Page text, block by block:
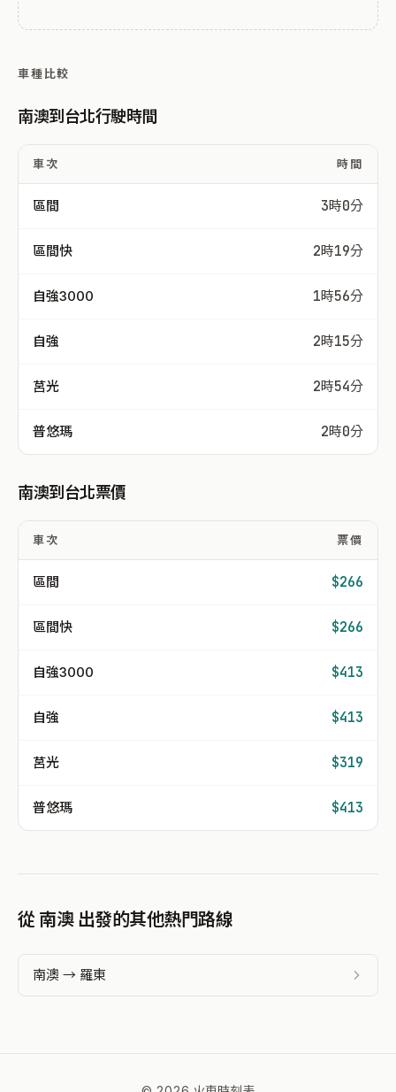
車種比較
南澳到台北行駛時間
車次 時間
區間 3時0分
區間快 2時19分
自強3000 1時56分
自強 2時15分
莒光 2時54分
普悠瑪 2時0分
南澳到台北票價
車次 票價
區間 $266
區間快 $266
自強3000 $413
自強 $413
莒光 $319
普悠瑪 $413
從 南澳 出發的其他熱門路線
南澳 → 羅東